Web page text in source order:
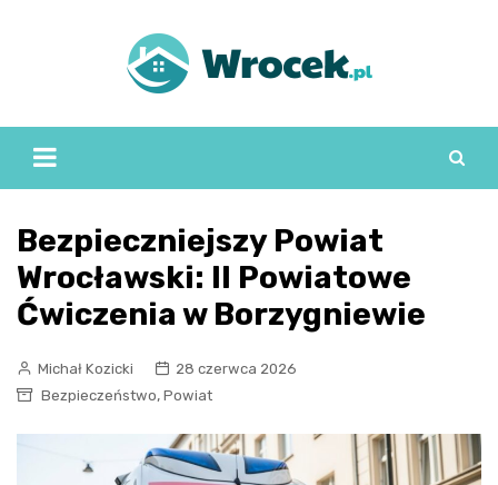
Bezpieczniejszy Powiat
Wrocławski: II Powiatowe
Ćwiczenia w Borzygniewie
Michał Kozicki
28 czerwca 2026
Bezpieczeństwo, Powiat